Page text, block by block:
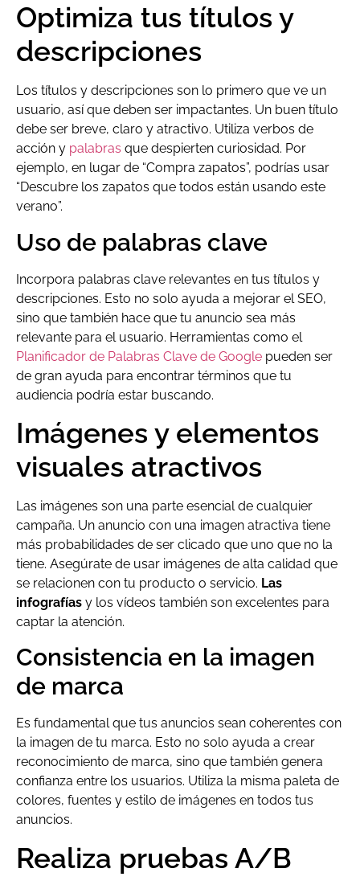
Optimiza tus títulos y
descripciones
Los títulos y descripciones son lo primero que ve un
usuario, así que deben ser impactantes. Un buen título
debe ser breve, claro y atractivo. Utiliza verbos de
acción y palabras que despierten curiosidad. Por
ejemplo, en lugar de “Compra zapatos”, podrías usar
“Descubre los zapatos que todos están usando este
verano”.
Uso de palabras clave
Incorpora palabras clave relevantes en tus títulos y
descripciones. Esto no solo ayuda a mejorar el SEO,
sino que también hace que tu anuncio sea más
relevante para el usuario. Herramientas como el
Planificador de Palabras Clave de Google pueden ser
de gran ayuda para encontrar términos que tu
audiencia podría estar buscando.
Imágenes y elementos
visuales atractivos
Las imágenes son una parte esencial de cualquier
campaña. Un anuncio con una imagen atractiva tiene
más probabilidades de ser clicado que uno que no la
tiene. Asegúrate de usar imágenes de alta calidad que
se relacionen con tu producto o servicio. Las
infografías y los vídeos también son excelentes para
captar la atención.
Consistencia en la imagen
de marca
Es fundamental que tus anuncios sean coherentes con
la imagen de tu marca. Esto no solo ayuda a crear
reconocimiento de marca, sino que también genera
confianza entre los usuarios. Utiliza la misma paleta de
colores, fuentes y estilo de imágenes en todos tus
anuncios.
Realiza pruebas A/B